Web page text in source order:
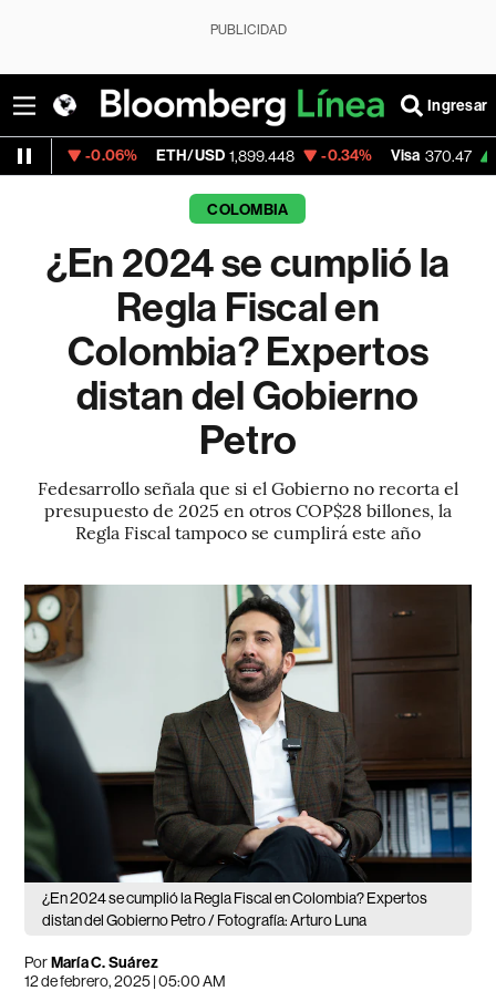
PUBLICIDAD
Ingresar
ETH/USD 1,899.448 -0.34% Visa 370.47 +0.52%
COLOMBIA
¿En 2024 se cumplió la
Regla Fiscal en
Colombia? Expertos
distan del Gobierno
Petro
Fedesarrollo señala que si el Gobierno no recorta el
presupuesto de 2025 en otros COP$28 billones, la
Regla Fiscal tampoco se cumplirá este año
¿En 2024 se cumplió la Regla Fiscal en Colombia? Expertos
distan del Gobierno Petro / Fotografía: Arturo Luna
PorMaría C. Suárez
12 de febrero, 2025 | 05:00 AM